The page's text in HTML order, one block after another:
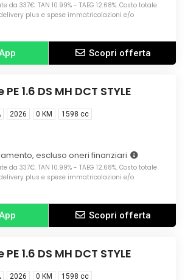
da 337€. TAN 10.99% - TAEG 12.68%. Costo totale
plus e spese immatricolazioni e/o
Scopri offerta
1.6 DS MH DCT STYLE
2026 0 KM 1598 cc
escluso oneri finanziari
da 337€. TAN 10.99% - TAEG 12.68%. Costo totale
plus e spese immatricolazioni e/o
Scopri offerta
1.6 DS MH DCT STYLE
2026 0 KM 1598 cc